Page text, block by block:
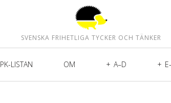
SVENSKA FRIHETLIGA TYCKER OCH TÄNKER
PK-LISTAN OM A–D